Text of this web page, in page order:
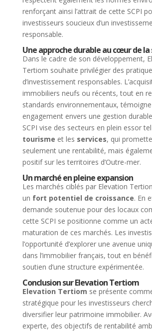
renforçant ainsi l’attrait de cette SCPI
investisseurs soucieux d’un
responsable.
Une approche durable au cœur de
Dans le cadre de son développement,
Tertiom souhaite privilégier des
d’investissement responsables.
immobiliers neufs ou récents, tout en
standards environnementaux,
engagement envers une gestion
SCPI vise des secteurs en plein essor
tourisme et les services, qui
seulement une rentabilité, mais
positif sur les territoires d’Outre-mer.
Un marché en pleine expansion
Les marchés ciblés par Elevation
un fort potentiel de croissance. En
demande soutenue pour des locaux
cette SCPI se positionne comme un
maturation de ces marchés. Les
l’opportunité d’explorer une avenue
dans l’immobilier français, tout en
soutien d’une structure expérimentée.
Conclusion sur Elevation Tertiom
Elevation Tertiom se présente
stratégique pour les investisseurs
diversifier leur patrimoine immobilier.
experte, des objectifs de rentabilité